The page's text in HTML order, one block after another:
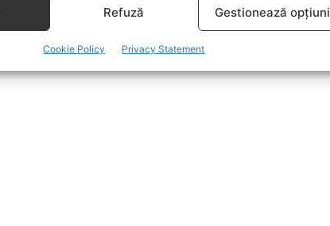
Refuză Gestionează opțiuni
Cookie Policy Privacy Statement